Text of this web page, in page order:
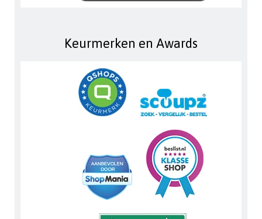
Keurmerken en Awards